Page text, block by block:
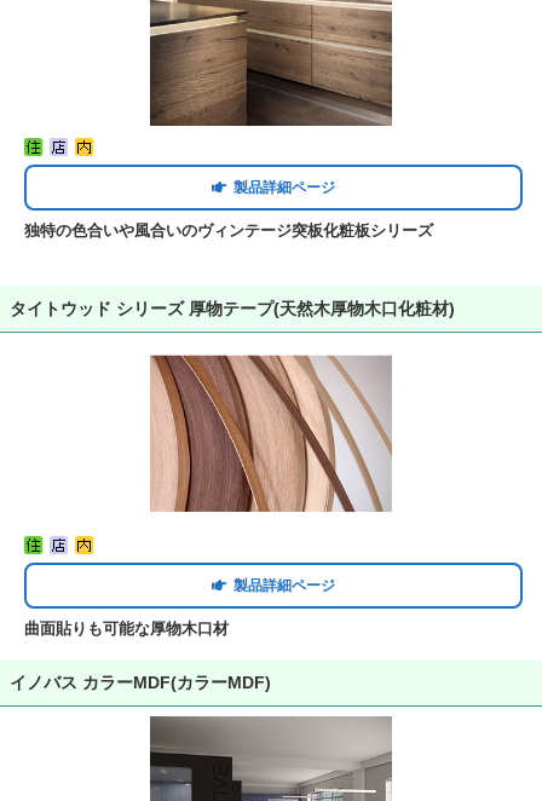
製品詳細ページ
独特の色合いや風合いのヴィンテージ突板化粧板シリーズ
タイトウッド シリーズ 厚物テープ(天然木厚物木口化粧材)
製品詳細ページ
曲面貼りも可能な厚物木口材
イノバス カラーMDF(カラーMDF)